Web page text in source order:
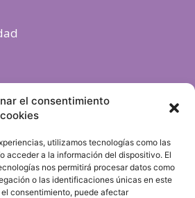
el consentimiento
utilizamos tecnologías como las
acceder a la información del dispositivo. El
nos permitirá procesar datos como
o las identificaciones únicas en este
consentimiento, puede afectar